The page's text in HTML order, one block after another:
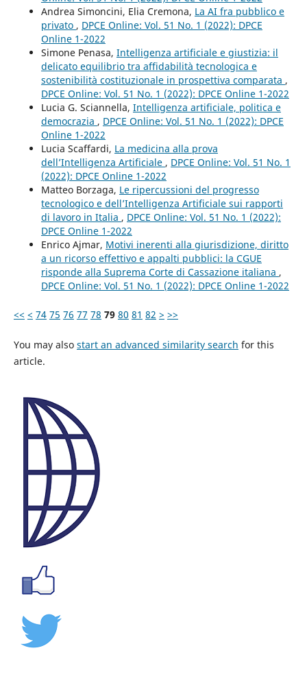
Andrea Simoncini, Elia Cremona, La AI fra pubblico e
privato , DPCE Online: Vol. 51 No. 1 (2022): DPCE
Online 1-2022
Simone Penasa, Intelligenza artificiale e giustizia: il
delicato equilibrio tra affidabilità tecnologica e
sostenibilità costituzionale in prospettiva comparata ,
DPCE Online: Vol. 51 No. 1 (2022): DPCE Online 1-2022
Lucia G. Sciannella, Intelligenza artificiale, politica e
democrazia , DPCE Online: Vol. 51 No. 1 (2022): DPCE
Online 1-2022
Lucia Scaffardi, La medicina alla prova
dell’Intelligenza Artificiale , DPCE Online: Vol. 51 No. 1
(2022): DPCE Online 1-2022
Matteo Borzaga, Le ripercussioni del progresso
tecnologico e dell’Intelligenza Artificiale sui rapporti
di lavoro in Italia , DPCE Online: Vol. 51 No. 1 (2022):
DPCE Online 1-2022
Enrico Ajmar, Motivi inerenti alla giurisdizione, diritto
a un ricorso effettivo e appalti pubblici: la CGUE
risponde alla Suprema Corte di Cassazione italiana ,
DPCE Online: Vol. 51 No. 1 (2022): DPCE Online 1-2022
<< < 74 75 76 77 78 79 80 81 82 > >>
You may also start an advanced similarity search for this
article.